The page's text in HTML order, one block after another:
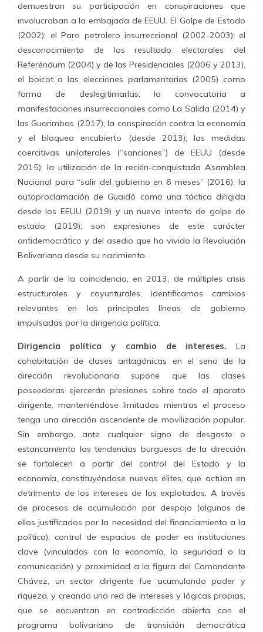
demuestran su participación en conspiraciones que
involucraban a la embajada de EEUU. El Golpe de Estado
(2002); el Paro petrolero insurreccional (2002-2003); el
desconocimiento de los resultado electorales del
Referéndum (2004) y de las Presidenciales (2006 y 2013),
el boicot a las elecciones parlamentarias (2005) como
forma de deslegitimarlas; la convocatoria a
manifestaciones insurreccionales como La Salida (2014) y
las Guarimbas (2017); la conspiración contra la economía
y el bloqueo encubierto (desde 2013); las medidas
coercitivas unilaterales (“sanciones”) de EEUU (desde
2015); la utilización de la recién-conquistada Asamblea
Nacional para “salir del gobierno en 6 meses” (2016); la
autoproclamación de Guaidó como una táctica dirigida
desde los EEUU (2019) y un nuevo intento de golpe de
estado (2019); son expresiones de este carácter
antidemocrático y del asedio que ha vivido la Revolución
Bolivariana desde su nacimiento.
A partir de la coincidencia, en 2013, de múltiples crisis
estructurales y coyunturales, identificamos cambios
relevantes en las principales líneas de gobierno
impulsadas por la dirigencia política.
Dirigencia política y cambio de intereses. La
cohabitación de clases antagónicas en el seno de la
dirección revolucionaria supone que las clases
poseedoras ejercerán presiones sobre todo el aparato
dirigente, manteniéndose limitadas mientras el proceso
tenga una dirección ascendente de movilización popular.
Sin embargo, ante cualquier signo de desgaste o
estancamiento las tendencias burguesas de la dirección
se fortalecen a partir del control del Estado y la
economía, constituyéndose nuevas élites, que actúan en
detrimento de los intereses de los explotados. A través
de procesos de acumulación por despojo (algunos de
ellos justificados por la necesidad del financiamiento a la
política), control de espacios de poder en instituciones
clave (vinculadas con la economía, la seguridad o la
comunicación) y proximidad a la figura del Comandante
Chávez, un sector dirigente fue acumulando poder y
riqueza, y creando una red de intereses y lógicas propias,
que se encuentran en contradicción abierta con el
programa bolivariano de transición democrática